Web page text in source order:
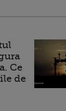
Ce
de